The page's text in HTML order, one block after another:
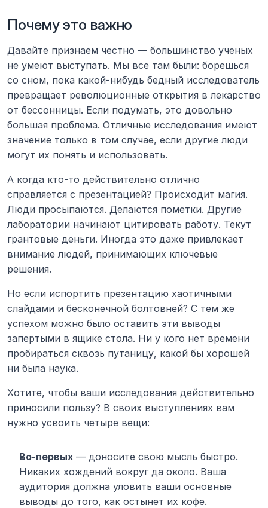
Почему это важно
Давайте признаем честно — большинство ученых
не умеют выступать. Мы все там были: борешься
со сном, пока какой-нибудь бедный исследователь
превращает революционные открытия в лекарство
от бессонницы. Если подумать, это довольно
большая проблема. Отличные исследования имеют
значение только в том случае, если другие люди
могут их понять и использовать.
А когда кто-то действительно отлично
справляется с презентацией? Происходит магия.
Люди просыпаются. Делаются пометки. Другие
лаборатории начинают цитировать работу. Текут
грантовые деньги. Иногда это даже привлекает
внимание людей, принимающих ключевые
решения.
Но если испортить презентацию хаотичными
слайдами и бесконечной болтовней? С тем же
успехом можно было оставить эти выводы
запертыми в ящике стола. Ни у кого нет времени
пробираться сквозь путаницу, какой бы хорошей
ни была наука.
Хотите, чтобы ваши исследования действительно
приносили пользу? В своих выступлениях вам
нужно усвоить четыре вещи:
Во-первых — доносите свою мысль быстро.
Никаких хождений вокруг да около. Ваша
аудитория должна уловить ваши основные
выводы до того, как остынет их кофе.